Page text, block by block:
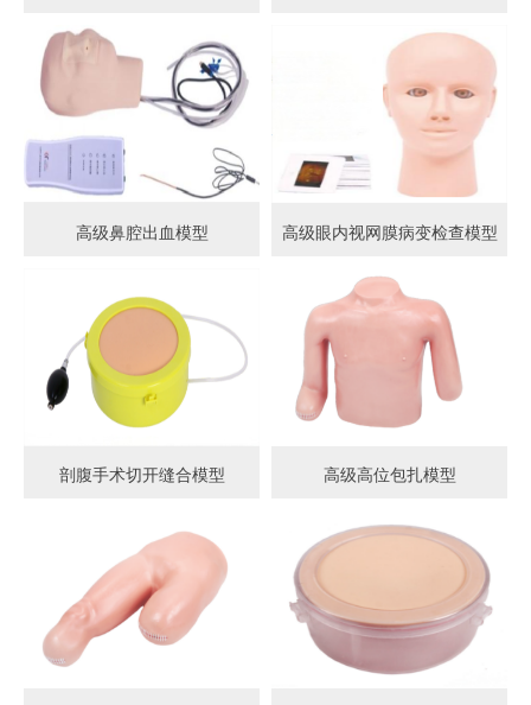
高级鼻腔出血模型 高级眼内视网膜病变检查模型
剖腹手术切开缝合模型 高级高位包扎模型